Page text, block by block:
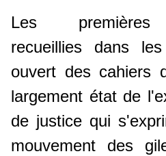
Les premières
recueillies dans
ouvert des cahiers
largement état de
de justice qui
mouvement des